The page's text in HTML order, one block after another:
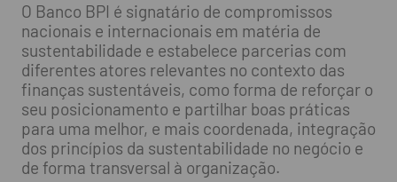
O Banco BPI é signatário de compromissos
nacionais e internacionais em matéria de
sustentabilidade e estabelece parcerias com
diferentes atores relevantes no contexto das
finanças sustentáveis, como forma de reforçar o
seu posicionamento e partilhar boas práticas
para uma melhor, e mais coordenada, integração
dos princípios da sustentabilidade no negócio e
de forma transversal à organização.